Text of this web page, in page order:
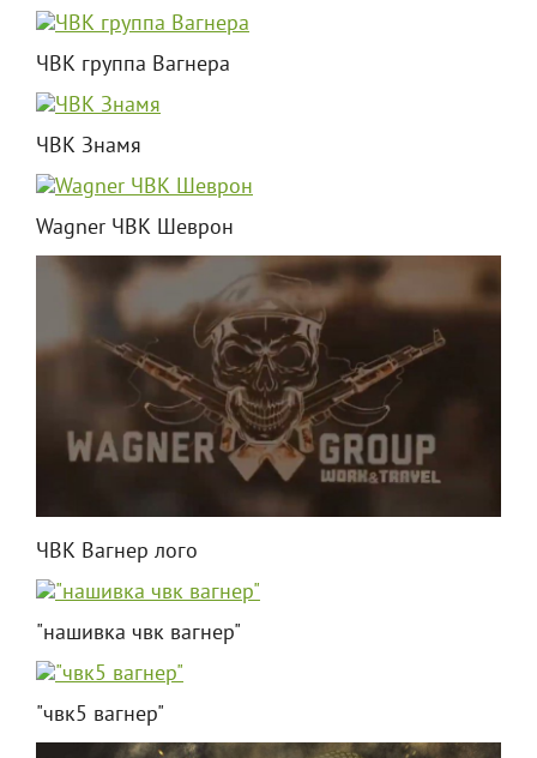
ЧВК группа Вагнера
ЧВК Знамя
Wagner ЧВК Шеврон
ЧВК Вагнер лого
"нашивка чвк вагнер"
"чвк5 вагнер"